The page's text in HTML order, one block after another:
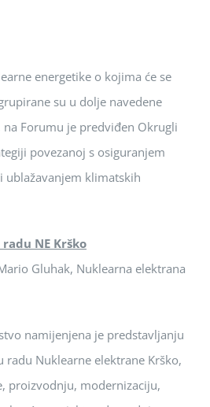
energetike o kojima će se
su u dolje navedene
na Forumu je predviđen Okrugli
povezanoj s osiguranjem
ublažavanjem klimatskih
NE Krško
Gluhak, Nuklearna elektrana
namijenjena je predstavljanju
radu Nuklearne elektrane Krško,
proizvodnju, modernizaciju,